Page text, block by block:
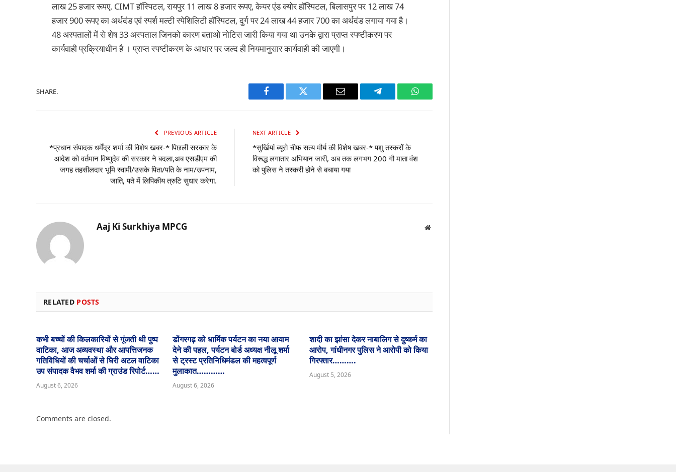
लाख 25 हजार रूपए, CIMT हॉस्पिटल, रायपुर 11 लाख 8 हजार रूपए, केयर एंड क्योर हॉस्पिटल, बिलासपुर पर 12 लाख 74
हजार 900 रूपए का अर्थदंड एवं स्पर्श मल्टी स्पेशिलिटी हॉस्पिटल, दुर्ग पर 24 लाख 44 हजार 700 का अर्थदंड लगाया गया है।
48 अस्पतालों में से शेष 33 अस्पताल जिनको कारण बताओ नोटिस जारी किया गया था उनके द्वारा प्राप्त स्पष्टीकरण पर
कार्यवाही प्रक्रियाधीन है । प्राप्त स्पष्टीकरण के आधार पर जल्द ही नियमानुसार कार्यवाही की जाएगी।
SHARE.
Facebook Twitter Email Telegram WhatsApp
PREVIOUS ARTICLE
*प्रधान संपादक धर्मेंद्र शर्मा की विशेष खबर-* पिछली सरकार के
आदेश को वर्तमान विष्णुदेव की सरकार ने बदला,अब एसडीएम की
जगह तहसीलदार भूमि स्वामी/उसके पिता/पति के नाम/उपनाम,
जाति, पते में लिपिकीय त्रुटि सुधार करेगा.
NEXT ARTICLE
*सुर्खियां ब्यूरो चीफ सत्य मौर्य की विशेष खबर-* पशु तस्करों के
विरूद्ध लगातार अभियान जारी, अब तक लगभग 200 गौ माता वंश
को पुलिस ने तस्करी होने से बचाया गया
Aaj Ki Surkhiya MPCG Website
RELATED POSTS
कभी बच्चों की किलकारियों से गूंजती थी पुष्प
वाटिका, आज अव्यवस्था और आपत्तिजनक
गतिविधियों की चर्चाओं से घिरी अटल वाटिका
उप संपादक वैभव शर्मा की ग्राउंड रिपोर्ट……
August 6, 2026
डोंगरगढ़ को धार्मिक पर्यटन का नया आयाम
देने की पहल, पर्यटन बोर्ड अध्यक्ष नीलू शर्मा
से ट्रस्ट प्रतिनिधिमंडल की महत्वपूर्ण
मुलाकात…………
August 6, 2026
शादी का झांसा देकर नाबालिग से दुष्कर्म का
आरोप, गांधीनगर पुलिस ने आरोपी को किया
गिरफ्तार……….
August 5, 2026
Comments are closed.